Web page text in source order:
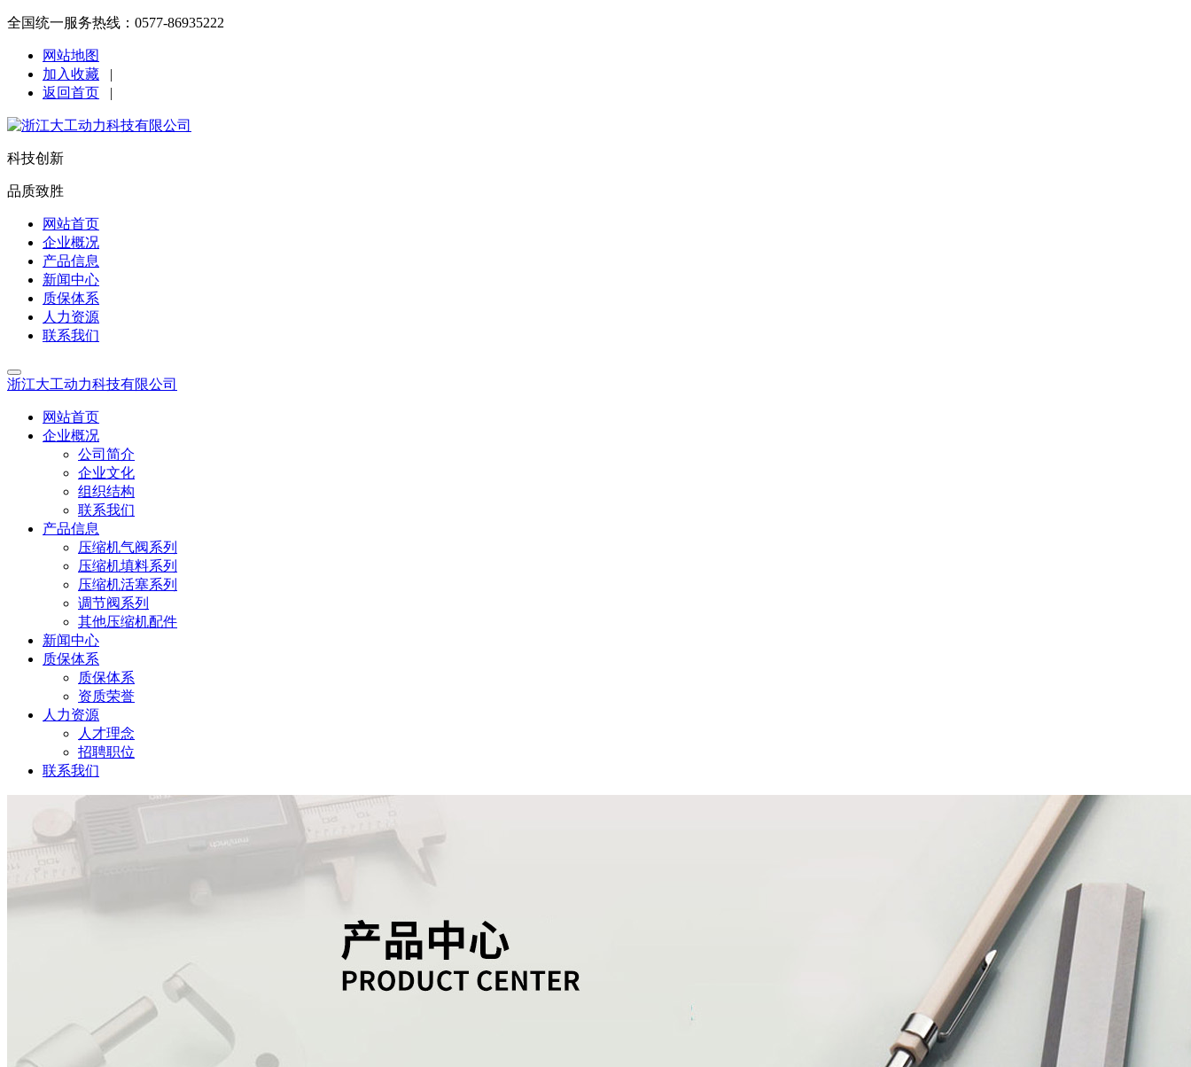
全国统一服务热线：0577-86935222
网站地图
加入收藏 |
返回首页 |
科技创新
品质致胜
网站首页
企业概况
产品信息
新闻中心
质保体系
人力资源
联系我们
浙江大工动力科技有限公司
网站首页
企业概况
公司简介
企业文化
组织结构
联系我们
产品信息
压缩机气阀系列
压缩机填料系列
压缩机活塞系列
调节阀系列
其他压缩机配件
新闻中心
质保体系
质保体系
资质荣誉
人力资源
人才理念
招聘职位
联系我们